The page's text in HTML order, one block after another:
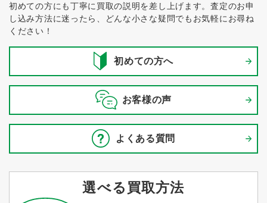
初めての方にも丁寧に買取の説明を差し上げます。査定のお申
し込み方法に迷ったら、どんな小さな疑問でもお気軽にお尋ね
ください！
初めての方へ
お客様の声
よくある質問
選べる買取方法